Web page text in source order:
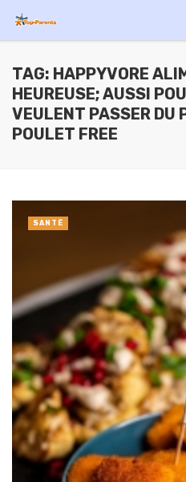
TAG: HAPPYVORE
HEUREUSE; AUSSI
VEULENT PASSER DU
POULET FREE
SANTÉ